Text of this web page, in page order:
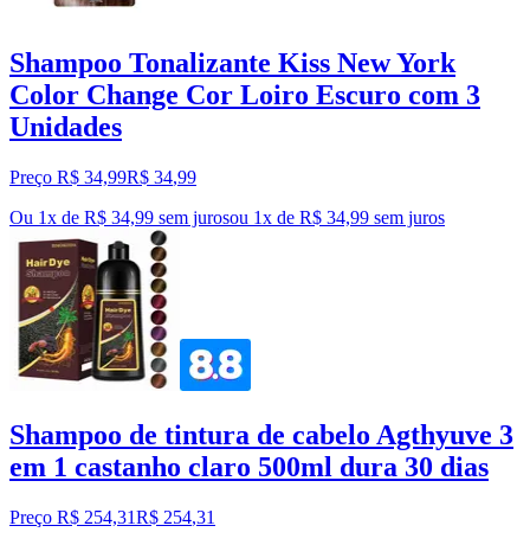
Shampoo Tonalizante Kiss New York
Color Change Cor Loiro Escuro com 3
Unidades
Preço R$ 34,99R$ 34,99
Ou 1x de R$ 34,99 sem jurosou 1x de R$ 34,99 sem juros
Shampoo de tintura de cabelo Agthyuve 3
em 1 castanho claro 500ml dura 30 dias
Preço R$ 254,31R$ 254,31